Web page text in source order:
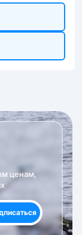
ценам,